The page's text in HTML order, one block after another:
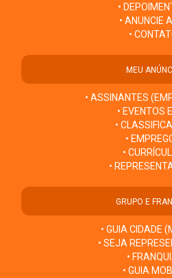
•
• ANUNCIE
•
MEU
• ASSINANTES
• EVENTOS
•
•
•
•
GRUPO E
• GUIA CIDADE
• SEJA
•
• GUIA